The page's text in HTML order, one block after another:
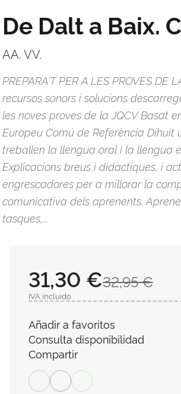
De Dalt a Baix.
AA. VV.
PREPARA'T PER A LES PROVES DE
recursos sonors i solucions
les noves proves de la JQCV Basat
Europeu Comú de Referència Díhuit
treballen la llengua oral i la llengua
Explicacions breus i didàctiques, i
engrescadores per a millorar la
comunicativa dels aprenents.
tasques,...
32,95 €
31,30 €
IVA incluido
Añadir a favoritos
Consulta disponibilidad
Compartir